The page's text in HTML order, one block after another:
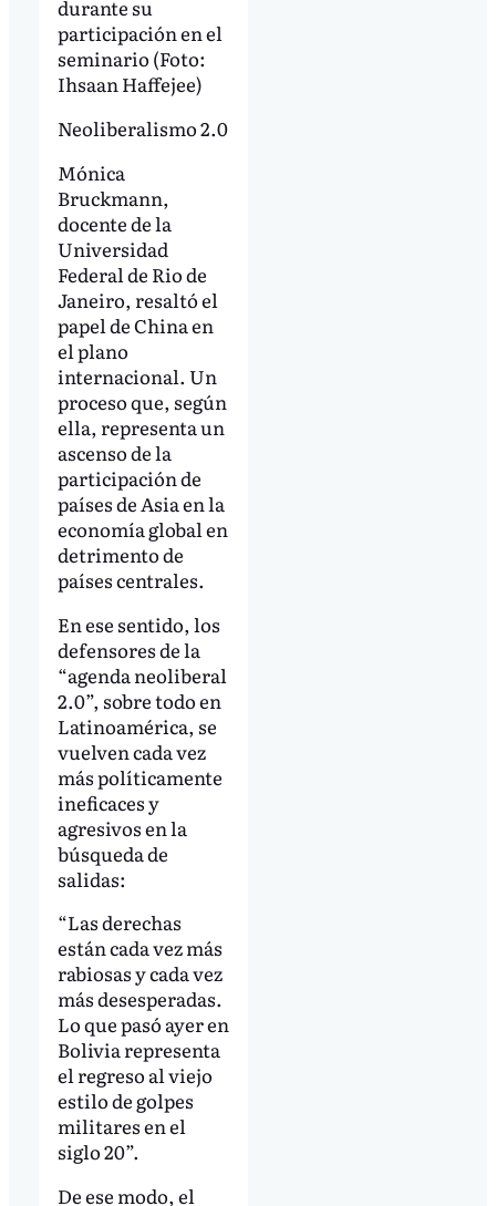
durante su
participación en el
seminario (Foto:
Ihsaan Haffejee)
Neoliberalismo 2.0
Mónica
Bruckmann,
docente de la
Universidad
Federal de Rio de
Janeiro, resaltó el
papel de China en
el plano
internacional. Un
proceso que, según
ella, representa un
ascenso de la
participación de
países de Asia en la
economía global en
detrimento de
países centrales.
En ese sentido, los
defensores de la
“agenda neoliberal
2.0”, sobre todo en
Latinoamérica, se
vuelven cada vez
más políticamente
ineficaces y
agresivos en la
búsqueda de
salidas:
“Las derechas
están cada vez más
rabiosas y cada vez
más desesperadas.
Lo que pasó ayer en
Bolivia representa
el regreso al viejo
estilo de golpes
militares en el
siglo 20”.
De ese modo, el